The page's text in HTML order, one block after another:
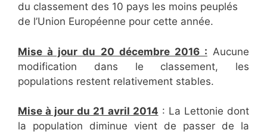
du classement des 10 pays les moins peuplés
de l’Union Européenne pour cette année.
Mise à jour du 20 décembre 2016 : Aucune
modification dans le classement, les
populations restent relativement stables.
Mise à jour du 21 avril 2014 : La Lettonie dont
la population diminue vient de passer de la